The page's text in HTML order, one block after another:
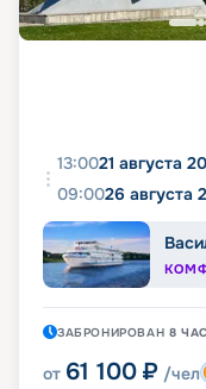
13:0021 августа
09:0026 августа
ЗАБРОНИРОВАН 8
от 61 100 ₽ /чел